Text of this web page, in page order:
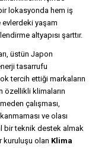
lokasyonda hem iş
yaşam
altyapısı şarttır.
üstün Japon
tasarrufu
tercih ettiği markaların
özellikli klimaların
çalışması,
ve olası
bir teknik destek almak
kuruluşu olan Klima